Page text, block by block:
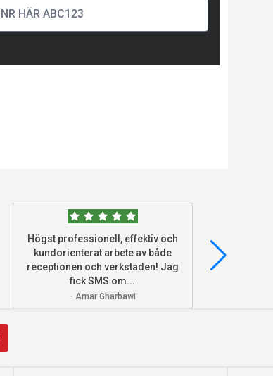
Högst professionell, effektiv och
kundorienterat arbete av både
receptionen och verkstaden! Jag
fick SMS om...
- Amar Gharbawi
deras